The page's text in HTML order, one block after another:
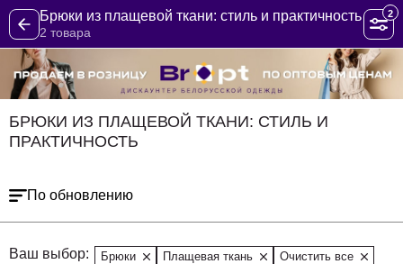
Брюки из плащевой ткани: стиль и практичность
2 товара
2
БРЮКИ ИЗ ПЛАЩЕВОЙ ТКАНИ: СТИЛЬ И
ПРАКТИЧНОСТЬ
По обновлению
Ваш выбор: Брюки Плащевая ткань Очистить все